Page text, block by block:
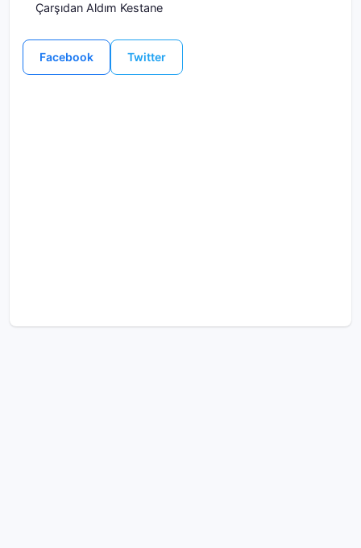
Çarşıdan Aldım Kestane
Facebook Twitter